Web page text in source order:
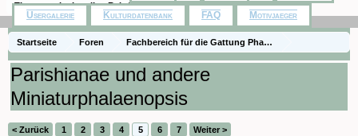
Startseite Foren
Fachbereich für die Gattung Phalaenopsis - Species
Naturformen und spezielle Hybriden
Kulturberichte
Parishianae und andere
Miniaturphalaenopsis
< Zurück 1 2 3 4 5 6 7 Weiter >
Themen mit aktuellen Beiträgen
Usergalerie Kulturdatenbank FAQ Motivjaeger